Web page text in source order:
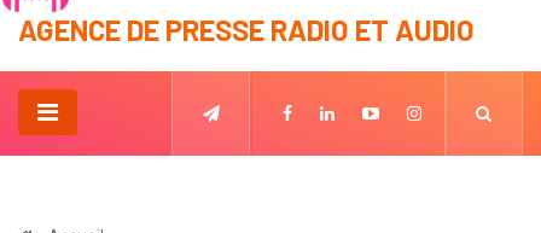
AGENCE DE PRESSE RADIO ET AUDIO